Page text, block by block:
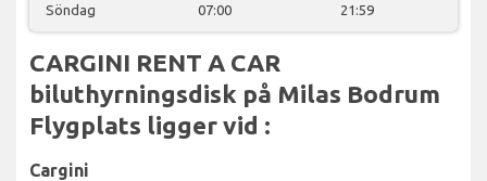
Söndag 07:00 21:59
CARGINI RENT A CAR
biluthyrningsdisk på Milas Bodrum
Flygplats ligger vid :
Cargini